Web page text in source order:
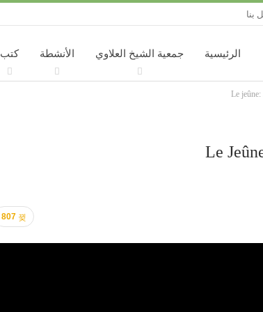
بنا
الرئيسية جمعية الشيخ العلاوي الأنشطة كتب
Le
Le
807